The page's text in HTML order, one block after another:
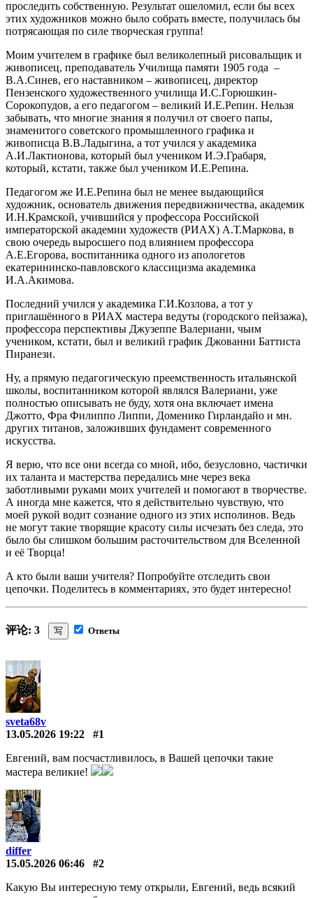
проследить собственную. Результат ошеломил, если бы всех
этих художников можно было собрать вместе, получилась бы
потрясающая по силе творческая группа!
Моим учителем в графике был великолепный рисовальщик и
живописец, преподаватель Училища памяти 1905 года –
В.А.Синев, его наставником – живописец, директор
Пензенского художественного училища И.С.Горюшкин-
Сорокопудов, а его педагогом – великий И.Е.Репин. Нельзя
забывать, что многие знания я получил от своего папы,
знаменитого советского промышленного графика и
живописца В.В.Ладыгина, а тот учился у академика
А.И.Лактионова, который был учеником И.Э.Грабаря,
который, кстати, также был учеником И.Е.Репина.
Педагогом же И.Е.Репина был не менее выдающийся
художник, основатель движения передвижничества, академик
И.Н.Крамской, учившийся у профессора Российской
императорской академии художеств (РИАХ) А.Т.Маркова, в
свою очередь выросшего под влиянием профессора
А.Е.Егорова, воспитанника одного из апологетов
екатерининско-павловского классицизма академика
И.А.Акимова.
Последний учился у академика Г.И.Козлова, а тот у
приглашённого в РИАХ мастера ведуты (городского пейзажа),
профессора перспективы Джузеппе Валериани, чьим
учеником, кстати, был и великий график Джованни Баттиста
Пиранези.
Ну, а прямую педагогическую преемственность итальянской
школы, воспитанником которой являлся Валериани, уже
полностью описывать не буду, хотя она включает имена
Джотто, Фра Филиппо Липпи, Доменико Гирландайо и мн.
других титанов, заложивших фундамент современного
искусства.
Я верю, что все они всегда со мной, ибо, безусловно, частички
их таланта и мастерства передались мне через века
заботливыми руками моих учителей и помогают в творчестве.
А иногда мне кажется, что я действительно чувствую, что
моей рукой водит сознание одного из этих исполинов. Ведь
не могут такие творящие красоту силы исчезать без следа, это
было бы слишком большим расточительством для Вселенной
и её Творца!
А кто были ваши учителя? Попробуйте отследить свои
цепочки. Поделитесь в комментариях, это будет интересно!
评论: 3 写 Ответы
sveta68v
13.05.2026 19:22
#1
Евгений, вам посчастливилось, в Вашей цепочки такие
мастера великие!
differ
15.05.2026 06:46
#2
Какую Вы интересную тему открыли, Евгений, ведь всякий